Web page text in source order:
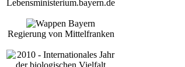
Regierung von Mittelfranken